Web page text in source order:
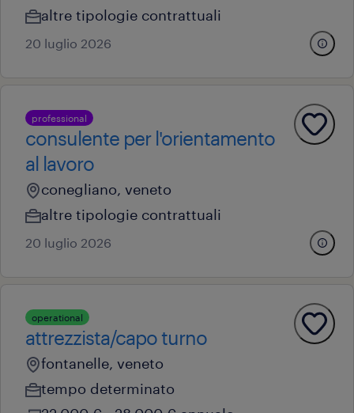
altre tipologie contrattuali
20 luglio 2026
professional
consulente per l'orientamento
al lavoro
conegliano, veneto
altre tipologie contrattuali
20 luglio 2026
operational
attrezzista/capo turno
fontanelle, veneto
tempo determinato